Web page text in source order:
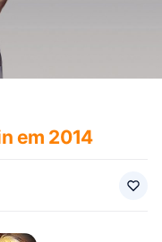
em 2014